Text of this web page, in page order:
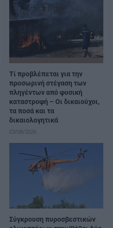
Τί προβλέπεται για την
προσωρινή στέγαση των
πληγέντων από φυσική
καταστροφή – Οι δικαιούχοι,
τα ποσά και τα
δικαιολογητικά
03/08/2026
Σύγκρουση πυροσβεστικών